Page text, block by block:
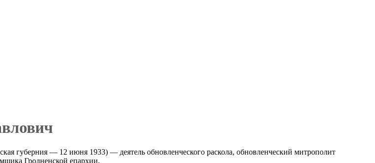
губерния — 12 июня 1933) — деятель обновленческого раскола, обновленческий митрополит
Гродненской епархии.